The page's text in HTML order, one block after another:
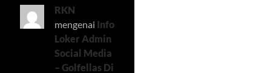
RKN
mengenai Info
Loker Admin
Social Media
– Golfellas Di